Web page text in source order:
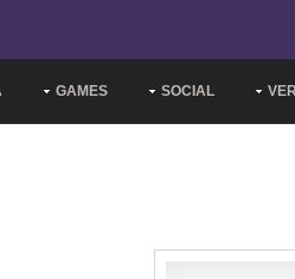
GAMES SOCIAL